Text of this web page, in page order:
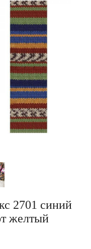
2701 синий
желтый